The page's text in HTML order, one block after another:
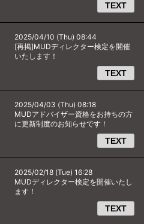
TEXT
2025/04/10 (Thu) 08:44
[再掲]MUDディレクター検定を開催
いたします！
TEXT
2025/04/03 (Thu) 08:18
MUDアドバイザー資格をお持ちの方
に更新制度のお知らせです！
TEXT
2025/02/18 (Tue) 16:28
MUDディレクター検定を開催いたし
ます！
TEXT